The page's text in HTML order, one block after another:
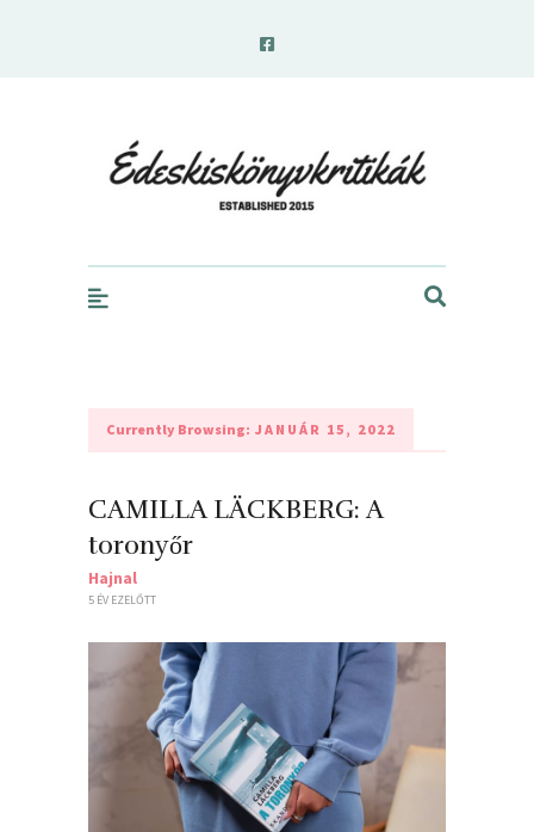
Currently Browsing: JANUÁR 15, 2022
CAMILLA LÄCKBERG: A
toronyőr
Hajnal
5 ÉV EZELŐTT